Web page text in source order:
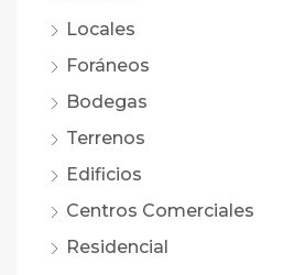
Locales
Foráneos
Bodegas
Terrenos
Edificios
Centros Comerciales
Residencial